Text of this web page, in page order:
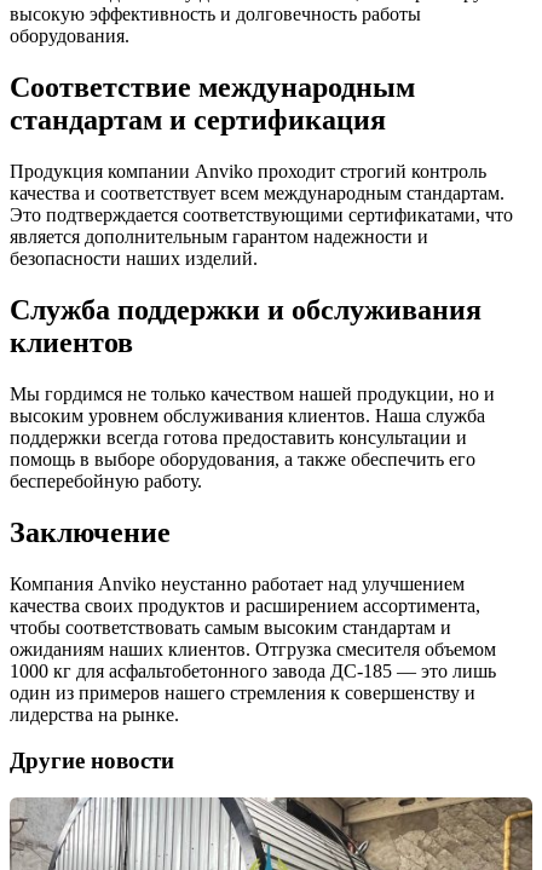
высокую эффективность и долговечность работы
оборудования.
Соответствие международным
стандартам и сертификация
Продукция компании Anviko проходит строгий контроль
качества и соответствует всем международным стандартам.
Это подтверждается соответствующими сертификатами, что
является дополнительным гарантом надежности и
безопасности наших изделий.
Служба поддержки и обслуживания
клиентов
Мы гордимся не только качеством нашей продукции, но и
высоким уровнем обслуживания клиентов. Наша служба
поддержки всегда готова предоставить консультации и
помощь в выборе оборудования, а также обеспечить его
бесперебойную работу.
Заключение
Компания Anviko неустанно работает над улучшением
качества своих продуктов и расширением ассортимента,
чтобы соответствовать самым высоким стандартам и
ожиданиям наших клиентов. Отгрузка смесителя объемом
1000 кг для асфальтобетонного завода ДС-185 — это лишь
один из примеров нашего стремления к совершенству и
лидерства на рынке.
Другие новости